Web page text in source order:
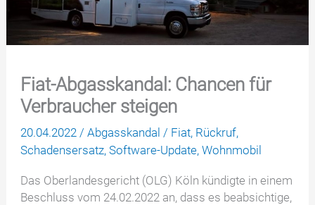
Fiat-Abgasskandal: Chancen für
Verbraucher steigen
20.04.2022/Abgasskandal / Fiat, Rückruf,
Schadensersatz,Software-Update,Wohnmobil
Das Oberlandesgericht (OLG) Köln kündigte in einem
Beschluss vom 24.02.2022 an, dass es beabsichtige,